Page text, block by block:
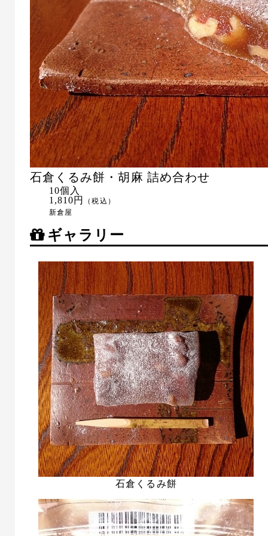
石倉くるみ餅・胡麻 詰め合わせ
10個入
1,810円
（税込）
新倉屋
ギャラリー
石倉くるみ餅